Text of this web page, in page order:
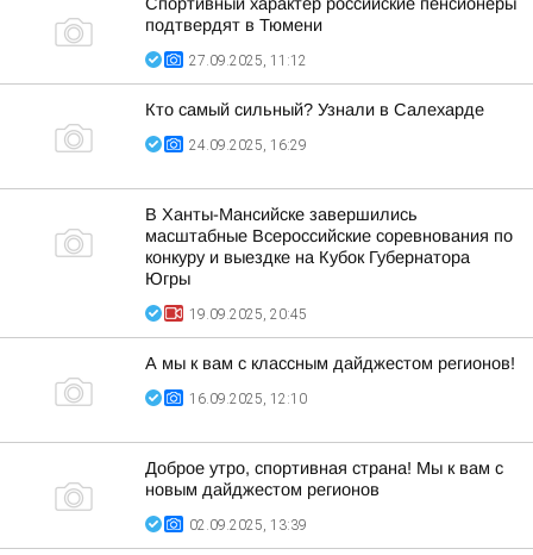
подтвердят в Тюмени
27.09.2025, 11:12
Кто самый сильный? Узнали в Салехарде
24.09.2025, 16:29
В Ханты-Мансийске завершились
масштабные Всероссийские соревнования по
конкуру и выездке на Кубок Губернатора
Югры
19.09.2025, 20:45
А мы к вам с классным дайджестом регионов!
16.09.2025, 12:10
Доброе утро, спортивная страна! Мы к вам с
новым дайджестом регионов
02.09.2025, 13:39